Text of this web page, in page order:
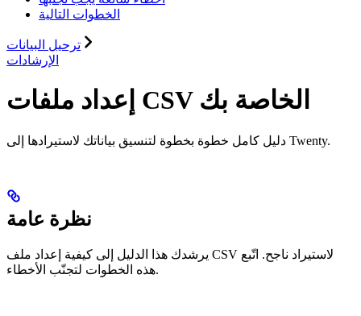
الخطوات التالية
ترحيل البيانات
الإرشادات
إعداد ملفات CSV الخاصة بك
دليل كامل خطوة بخطوة لتنسيق بياناتك لاستيرادها إلى Twenty.
نظرة عامة
يرشدك هذا الدليل إلى كيفية إعداد ملف CSV لاستيراد ناجح. اتّبع
هذه الخطوات لتجنّب الأخطاء.